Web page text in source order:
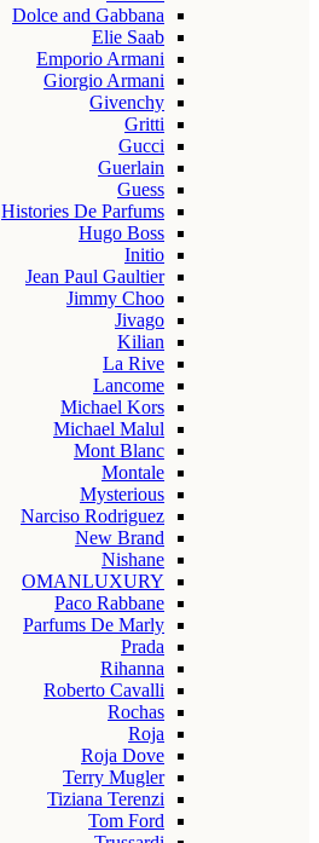
Dolce and Gabbana
Elie Saab
Emporio Armani
Giorgio Armani
Givenchy
Gritti
Gucci
Guerlain
Guess
Histories De Parfums
Hugo Boss
Initio
Jean Paul Gaultier
Jimmy Choo
Jivago
Kilian
La Rive
Lancome
Michael Kors
Michael Malul
Mont Blanc
Montale
Mysterious
Narciso Rodriguez
New Brand
Nishane
OMANLUXURY
Paco Rabbane
Parfums De Marly
Prada
Rihanna
Roberto Cavalli
Rochas
Roja
Roja Dove
Terry Mugler
Tiziana Terenzi
Tom Ford